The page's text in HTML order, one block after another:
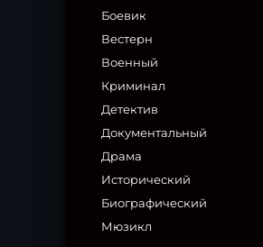
Боевик
Вестерн
Военный
Криминал
Детектив
Документальный
Драма
Исторический
Биографический
Мюзикл